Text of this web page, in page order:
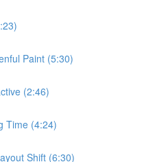
Paint (5:30)
(2:46)
Time (4:24)
Shift (6:30)